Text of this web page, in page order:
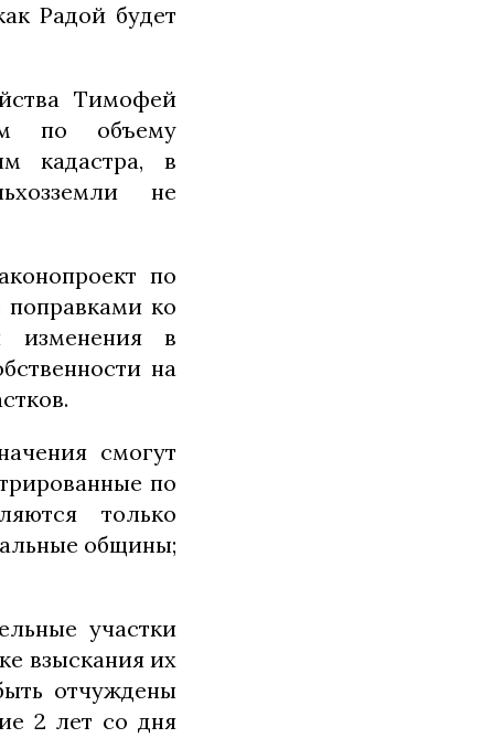
Радой будет
Тимофей
по объему
кадастра, в
не
по
поправками ко
изменения в
на
смогут
по
только
общины;
участки
взыскания их
отчуждены
2 лет со дня